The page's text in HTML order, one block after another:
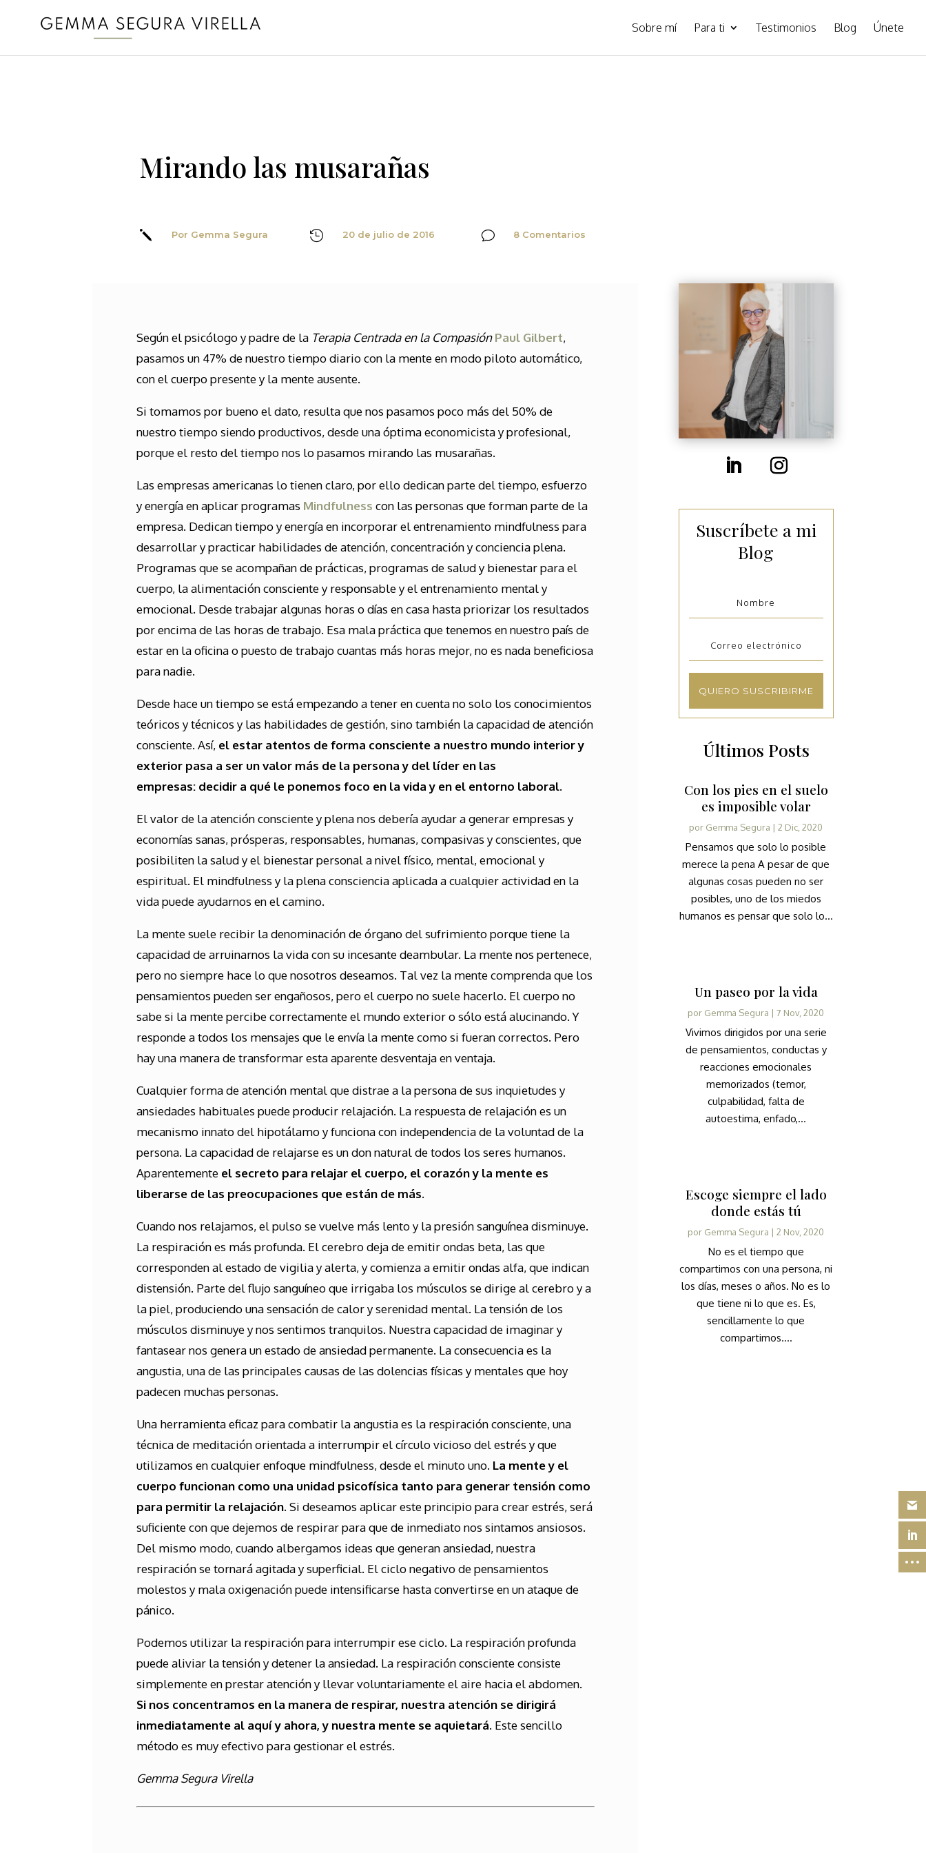
Sobre mí Para ti Testimonios Blog Únete
Mirando las musarañas
j Por Gemma Segura  20 de julio de 2016 v 8 Comentarios
Según el psicólogo y padre de la Terapia Centrada en la Compasión Paul Gilbert,
pasamos un 47% de nuestro tiempo diario con la mente en modo piloto automático,
con el cuerpo presente y la mente ausente.
Si tomamos por bueno el dato, resulta que nos pasamos poco más del 50% de
nuestro tiempo siendo productivos, desde una óptima economicista y profesional,
porque el resto del tiempo nos lo pasamos mirando las musarañas.
Las empresas americanas lo tienen claro, por ello dedican parte del tiempo, esfuerzo
y energía en aplicar programas Mindfulness con las personas que forman parte de la
empresa. Dedican tiempo y energía en incorporar el entrenamiento mindfulness para
desarrollar y practicar habilidades de atención, concentración y conciencia plena.
Programas que se acompañan de prácticas, programas de salud y bienestar para el
cuerpo, la alimentación consciente y responsable y el entrenamiento mental y
emocional. Desde trabajar algunas horas o días en casa hasta priorizar los resultados
por encima de las horas de trabajo. Esa mala práctica que tenemos en nuestro país de
estar en la oficina o puesto de trabajo cuantas más horas mejor, no es nada beneficiosa
para nadie.
Desde hace un tiempo se está empezando a tener en cuenta no solo los conocimientos
teóricos y técnicos y las habilidades de gestión, sino también la capacidad de atención
consciente. Así, el estar atentos de forma consciente a nuestro mundo interior y
exterior pasa a ser un valor más de la persona y del líder en las
empresas: decidir a qué le ponemos foco en la vida y en el entorno laboral.
El valor de la atención consciente y plena nos debería ayudar a generar empresas y
economías sanas, prósperas, responsables, humanas, compasivas y conscientes, que
posibiliten la salud y el bienestar personal a nivel físico, mental, emocional y
espiritual. El mindfulness y la plena consciencia aplicada a cualquier actividad en la
vida puede ayudarnos en el camino.
La mente suele recibir la denominación de órgano del sufrimiento porque tiene la
capacidad de arruinarnos la vida con su incesante deambular. La mente nos pertenece,
pero no siempre hace lo que nosotros deseamos. Tal vez la mente comprenda que los
pensamientos pueden ser engañosos, pero el cuerpo no suele hacerlo. El cuerpo no
sabe si la mente percibe correctamente el mundo exterior o sólo está alucinando. Y
responde a todos los mensajes que le envía la mente como si fueran correctos. Pero
hay una manera de transformar esta aparente desventaja en ventaja.
Cualquier forma de atención mental que distrae a la persona de sus inquietudes y
ansiedades habituales puede producir relajación. La respuesta de relajación es un
mecanismo innato del hipotálamo y funciona con independencia de la voluntad de la
persona. La capacidad de relajarse es un don natural de todos los seres humanos.
Aparentemente el secreto para relajar el cuerpo, el corazón y la mente es
liberarse de las preocupaciones que están de más.
Cuando nos relajamos, el pulso se vuelve más lento y la presión sanguínea disminuye.
La respiración es más profunda. El cerebro deja de emitir ondas beta, las que
corresponden al estado de vigilia y alerta, y comienza a emitir ondas alfa, que indican
distensión. Parte del flujo sanguíneo que irrigaba los músculos se dirige al cerebro y a
la piel, produciendo una sensación de calor y serenidad mental. La tensión de los
músculos disminuye y nos sentimos tranquilos. Nuestra capacidad de imaginar y
fantasear nos genera un estado de ansiedad permanente. La consecuencia es la
angustia, una de las principales causas de las dolencias físicas y mentales que hoy
padecen muchas personas.
Una herramienta eficaz para combatir la angustia es la respiración consciente, una
técnica de meditación orientada a interrumpir el círculo vicioso del estrés y que
utilizamos en cualquier enfoque mindfulness, desde el minuto uno. La mente y el
cuerpo funcionan como una unidad psicofísica tanto para generar tensión como
para permitir la relajación. Si deseamos aplicar este principio para crear estrés, será
suficiente con que dejemos de respirar para que de inmediato nos sintamos ansiosos.
Del mismo modo, cuando albergamos ideas que generan ansiedad, nuestra
respiración se tornará agitada y superficial. El ciclo negativo de pensamientos
molestos y mala oxigenación puede intensificarse hasta convertirse en un ataque de
pánico.
Podemos utilizar la respiración para interrumpir ese ciclo. La respiración profunda
puede aliviar la tensión y detener la ansiedad. La respiración consciente consiste
simplemente en prestar atención y llevar voluntariamente el aire hacia el abdomen.
Si nos concentramos en la manera de respirar, nuestra atención se dirigirá
inmediatamente al aquí y ahora, y nuestra mente se aquietará. Este sencillo
método es muy efectivo para gestionar el estrés.
Gemma Segura Virella
Suscríbete a mi
Blog
QUIERO SUSCRIBIRME
Últimos Posts
Con los pies en el suelo
es imposible volar
por Gemma Segura |2 Dic, 2020
Pensamos que solo lo posible
merece la pena A pesar de que
algunas cosas pueden no ser
posibles, uno de los miedos
humanos es pensar que solo lo...
Un paseo por la vida
por Gemma Segura |7 Nov, 2020
Vivimos dirigidos por una serie
de pensamientos, conductas y
reacciones emocionales
memorizados (temor,
culpabilidad, falta de
autoestima, enfado,...
Escoge siempre el lado
donde estás tú
por Gemma Segura |2 Nov, 2020
No es el tiempo que
compartimos con una persona, ni
los días, meses o años. No es lo
que tiene ni lo que es. Es,
sencillamente lo que
compartimos....